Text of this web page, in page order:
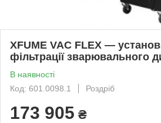
XFUME VAC FLEX —
фільтрації зварювального
В наявності
Код: 601.0098.1
Роздріб
173 905 ₴